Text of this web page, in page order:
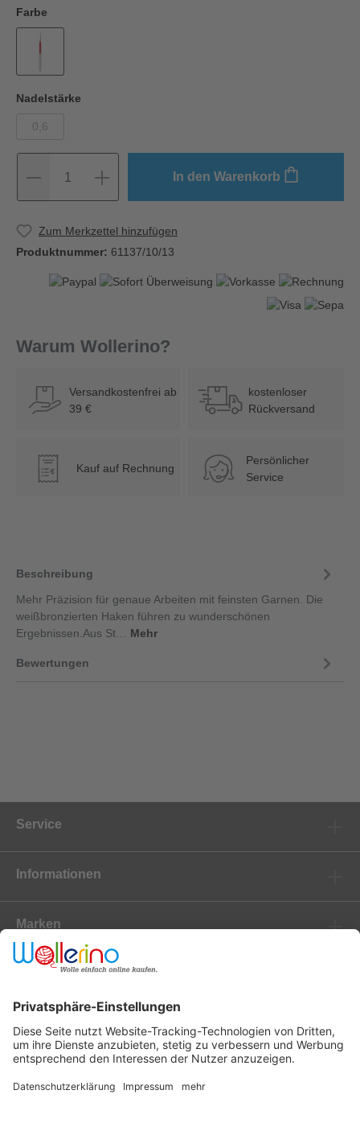
Farbe
Nadelstärke
0,6
1 In den Warenkorb
Zum Merkzettel hinzufügen
Produktnummer: 61137/10/13
Warum Wollerino?
Versandkostenfrei ab
39 €
kostenloser
Rückversand
€ Kauf auf Rechnung
Persönlicher
Service
Beschreibung
Mehr Präzision für genaue Arbeiten mit feinsten Garnen. Die
weißbronzierten Haken führen zu wunderschönen
Ergebnissen.Aus St… Mehr
Bewertungen
Service
Informationen
Marken
Newsletter
Versanddienstleister